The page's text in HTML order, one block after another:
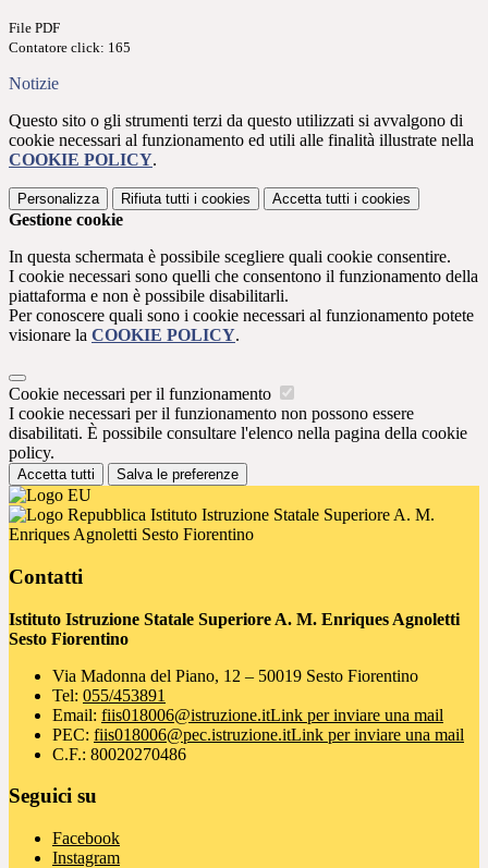
File PDF
Contatore click: 165
Notizie
Questo sito o gli strumenti terzi da questo utilizzati si avvalgono di
cookie necessari al funzionamento ed utili alle finalità illustrate nella
COOKIE POLICY.
Personalizza Rifiuta tutti i cookies Accetta tutti i cookies
Gestione cookie
In questa schermata è possibile scegliere quali cookie consentire.
I cookie necessari sono quelli che consentono il funzionamento della
piattaforma e non è possibile disabilitarli.
Per conoscere quali sono i cookie necessari al funzionamento potete
visionare la COOKIE POLICY.
Cookie necessari per il funzionamento
I cookie necessari per il funzionamento non possono essere
disabilitati. È possibile consultare l'elenco nella pagina della cookie
policy.
Accetta tutti Salva le preferenze
Istituto Istruzione Statale Superiore A. M.
Enriques Agnoletti Sesto Fiorentino
Contatti
Istituto Istruzione Statale Superiore A. M. Enriques Agnoletti
Sesto Fiorentino
Via Madonna del Piano, 12 – 50019 Sesto Fiorentino
Tel: 055/453891
Email: fiis018006@istruzione.itLink per inviare una mail
PEC: fiis018006@pec.istruzione.itLink per inviare una mail
C.F.: 80020270486
Seguici su
Facebook
Instagram